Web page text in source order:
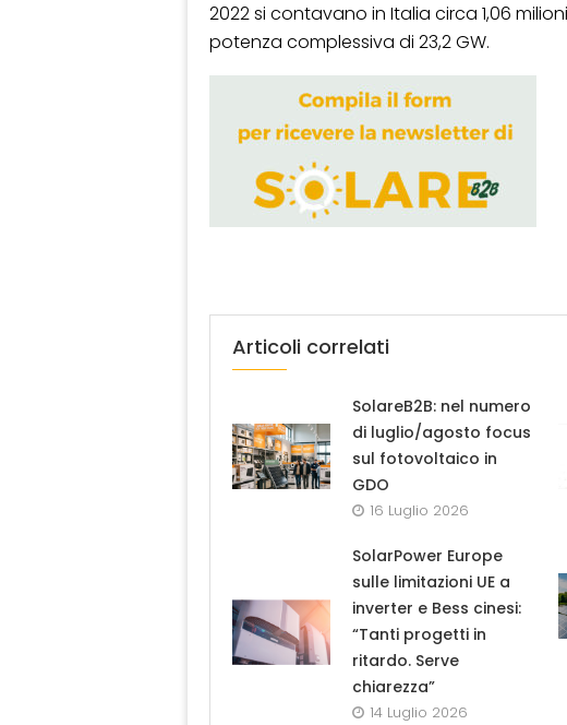
2022 si contavano in Italia circa 1,06
potenza complessiva di 23,2 GW.
Articoli correlati
SolareB2B: nel numero
di luglio/agosto focus
sul fotovoltaico in
GDO
16 Luglio 2026
SolarPower Europe
sulle limitazioni UE a
inverter e Bess cinesi:
“Tanti progetti in
ritardo. Serve
chiarezza”
14 Luglio 2026